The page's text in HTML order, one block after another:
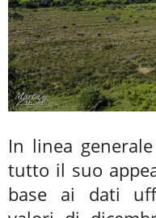
In linea
tutto il suo
base ai dati